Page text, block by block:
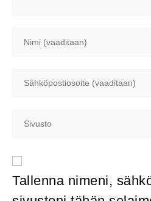
Tallenna nimeni,